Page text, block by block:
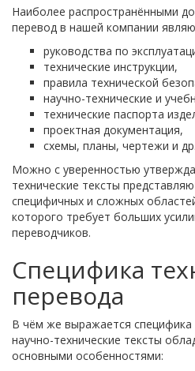
Наиболее распространёнными
перевод в нашей компании
руководства по
технические инструкции,
правила технической
научно-технические и
технические паспорта
проектная документация,
схемы, планы, чертежи и др.
Можно с уверенностью
технические тексты
специфичных и сложных
которого требует больших
переводчиков.
Специфика
перевода
В чём же выражается специфика
научно-технические тексты
основными особенностями: